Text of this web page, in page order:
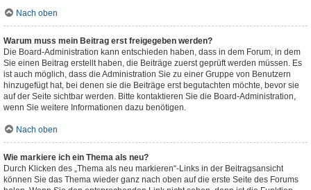
Nach oben
Warum muss mein Beitrag erst freigegeben werden?
Die Board-Administration kann entschieden haben, dass in dem Forum, in dem
Sie einen Beitrag erstellt haben, die Beiträge zuerst geprüft werden müssen. Es
ist auch möglich, dass die Administration Sie zu einer Gruppe von Benutzern
hinzugefügt hat, bei denen sie die Beiträge erst begutachten möchte, bevor sie
auf der Seite sichtbar werden. Bitte kontaktieren Sie die Board-Administration,
wenn Sie weitere Informationen dazu benötigen.
Nach oben
Wie markiere ich ein Thema als neu?
Durch Klicken des „Thema als neu markieren“-Links in der Beitragsansicht
können Sie das Thema wieder ganz nach oben auf die erste Seite des Forums